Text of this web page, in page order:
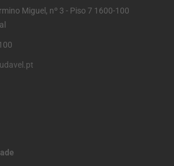
Miguel, nº 3 - Piso 7 1600-100